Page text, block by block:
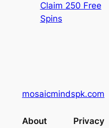
Claim 250 Free
Spins
mosaicmindspk.com
About Privacy